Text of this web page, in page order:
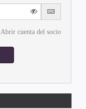
Abrir cuenta del socio